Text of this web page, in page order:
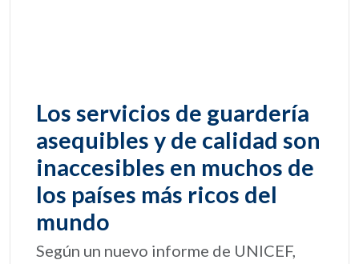
Los servicios de guardería
asequibles y de calidad son
inaccesibles en muchos de
los países más ricos del
mundo
Según un nuevo informe de UNICEF,